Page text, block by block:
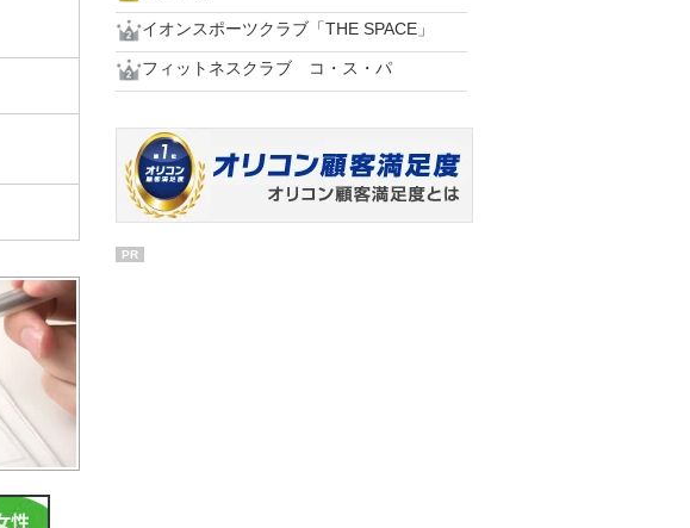
イオンスポーツクラブ「THE SPACE」
フィットネスクラブ コ・ス・パ
PR